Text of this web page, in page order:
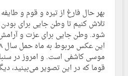
بهر حال فارغ از تیره و قوم و
تلاش کنیم تا وطن جایی برای
شود. وطن جایی برای عزت و
قوما که در این تصویر می‌بینید،